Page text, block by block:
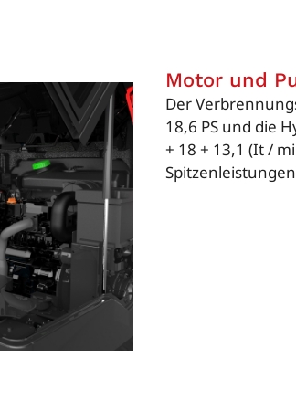
Motor und
Der
18,6 PS und die
+ 18 + 13,1 (It /